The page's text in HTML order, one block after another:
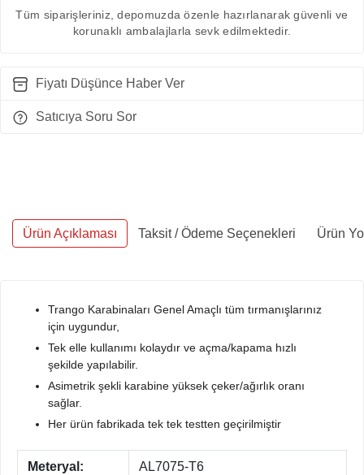
Tüm siparişleriniz, depomuzda özenle hazırlanarak güvenli ve
korunaklı ambalajlarla sevk edilmektedir.
Fiyatı Düşünce Haber Ver
Satıcıya Soru Sor
Ürün Açıklaması Taksit / Ödeme Seçenekleri Ürün
Trango Karabinaları Genel Amaçlı tüm tırmanışlarınız
için uygundur,
Tek elle kullanımı kolaydır ve açma/kapama hızlı
şekilde yapılabilir.
Asimetrik şekli karabine yüksek çeker/ağırlık oranı
sağlar.
Her ürün fabrikada tek tek testten geçirilmiştir
Meteryal: AL7075-T6